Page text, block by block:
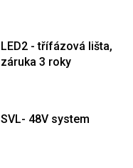
LED2 - třífázová lišta,
záruka 3 roky
SVL- 48V system